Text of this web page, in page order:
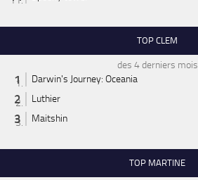
TOP CLEM
des 4 derniers mois
Darwin's Journey: Oceania
Luthier
Maitshin
TOP MARTINE